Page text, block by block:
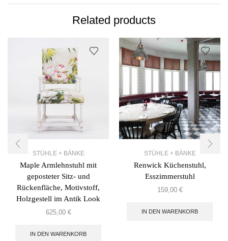
Related products
STÜHLE + BÄNKE
Maple Armlehnstuhl mit
geposteter Sitz- und
Rückenfläche, Motivstoff,
Holzgestell im Antik Look
625,00 €
IN DEN WARENKORB
STÜHLE + BÄNKE
Renwick Küchenstuhl,
Esszimmerstuhl
159,00 €
IN DEN WARENKORB